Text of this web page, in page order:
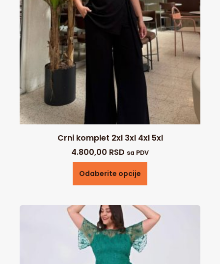
Crni komplet 2xl 3xl 4xl 5xl
4.800,00 RSD sa PDV
Odaberite opcije